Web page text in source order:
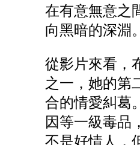
在有意無意之
向黑暗的深淵。
從影片來看，
之一，她的第
合的情愛糾葛
因等一級毒品
不是好情人，